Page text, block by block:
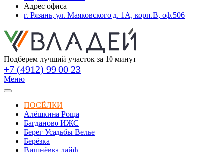
Адрес офиса
г. Рязань, ул. Маяковского д. 1А, корп.В, оф.506
Подберем лучший участок за 10 минут
+7 (4912) 99 00 23
Меню
ПОСЁЛКИ
Алёшкина Роща
Багданово ИЖС
Берег Усадьбы Велье
Берёзка
Вишнёвка лайф